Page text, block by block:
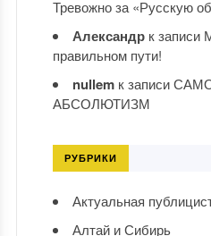
Тревожно за «Русскую
Александрк записи
правильном пути!
nullemк записи
АБСОЛЮТИЗМ
РУБРИКИ
Актуальная
Алтай и Сибирь